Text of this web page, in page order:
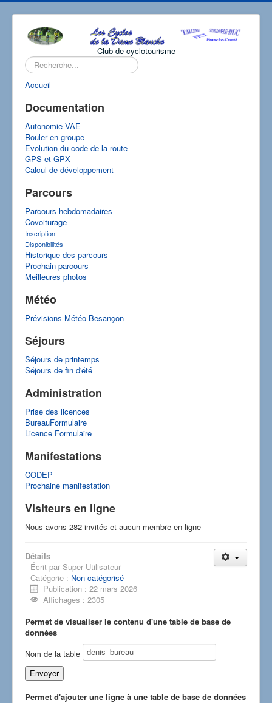
Club de cyclotourisme
Rechercher
Accueil
Documentation
Autonomie VAE
Rouler en groupe
Evolution du code de la route
GPS et GPX
Calcul de développement
Parcours
Parcours hebdomadaires
Covoiturage
Inscription
Disponibilités
Historique des parcours
Prochain parcours
Meilleures photos
Météo
Prévisions Météo Besançon
Séjours
Séjours de printemps
Séjours de fin d'été
Administration
Prise des licences
BureauFormulaire
Licence Formulaire
Manifestations
CODEP
Prochaine manifestation
Visiteurs en ligne
Nous avons 282 invités et aucun membre en ligne
Détails
Écrit par Super Utilisateur
Catégorie : Non catégorisé
Publication : 22 mars 2026
Affichages : 2305
Permet de visualiser le contenu d'une table de base de
données
Nom de la table
Permet d'ajouter une ligne à une table de base de données